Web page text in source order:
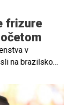
frizure
v
na brazilsko
je v
njegova